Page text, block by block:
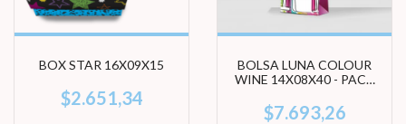
BOX STAR 16X09X15
$2.651,34
BOLSA LUNA COLOUR
WINE 14X08X40 - PACK
$7.693,26